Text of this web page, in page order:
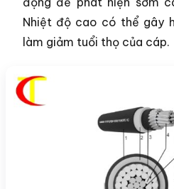
Nhiệt độ cao có thể gây
làm giảm tuổi thọ của cáp.